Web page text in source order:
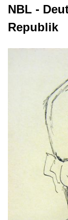
NBL -
Republik